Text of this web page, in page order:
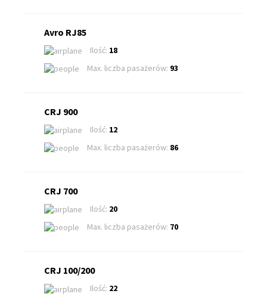
Avro RJ85
Ilość: 18
Max. liczba pasażerów: 93
CRJ 900
Ilość: 12
Max. liczba pasażerów: 86
CRJ 700
Ilość: 20
Max. liczba pasażerów: 70
CRJ 100/200
Ilość: 22